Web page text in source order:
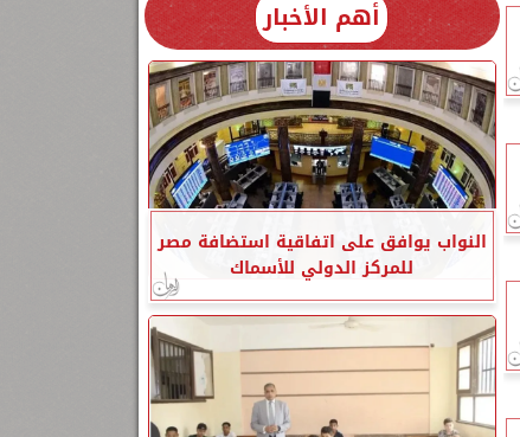
أهم الأخبار
النواب يوافق على اتفاقية استضافة مصر
للمركز الدولي للأسماك